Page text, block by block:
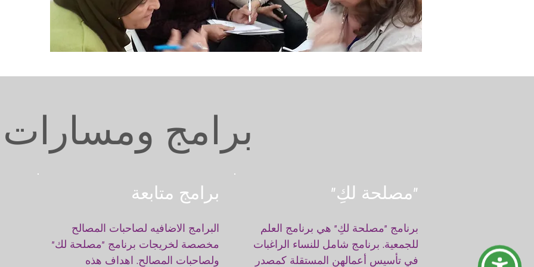
برامج متابعة
البرامج الاضافيه لصاحبات المصالح
مخصصة لخريجات برنامج "مصلحة لك"
ولصاحبات المصالح. اهداف هذه
"مصلحة لكِ"
برنامج "مصلحة لكِ" هي برنامج العلم
للجمعية. برنامج شامل للنساء الراغبات
في تأسيس أعمالهن المستقلة كمصدر